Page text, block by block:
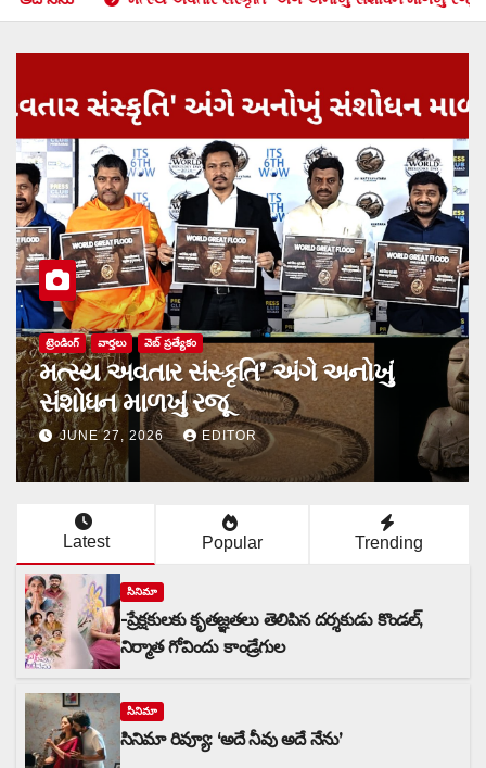
సినిమా
హృదయాలను హత్తుకునేందుకు వస్తోన్న
‘ప్రేమ డైరీలో చివరి పేజీలు’
JUNE 11, 2026 EDITOR
Latest Popular Trending
సినిమా
-ప్రేక్షకులకు కృతజ్ఞతలు తెలిపిన దర్శకుడు కొండల్,
నిర్మాత గోవిందు కాండ్రేగుల
సినిమా
సినిమా రివ్యూ: ‘అదే నీవు అదే నేను’